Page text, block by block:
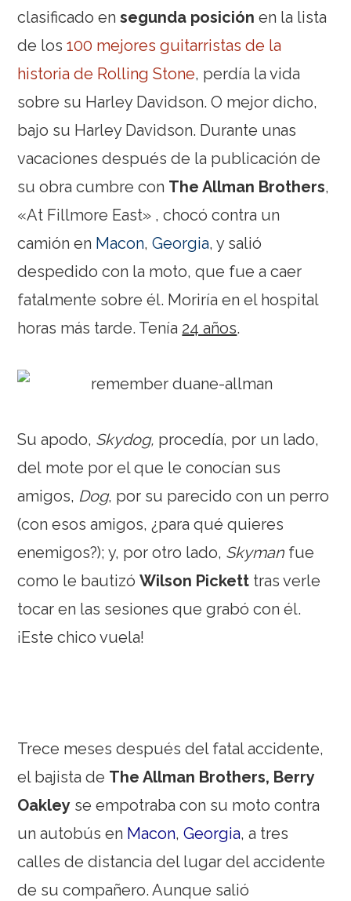
clasificado ensegunda posición en la lista
de los100 mejores guitarristas de la
historia de Rolling Stone, perdía la vida
sobre su Harley Davidson. O mejor dicho,
bajo su Harley Davidson. Durante unas
vacaciones después de la publicación de
su obra cumbre con The Allman Brothers,
«At Fillmore East» , chocó contra un
camión en Macon,Georgia, y salió
despedido con la moto, que fue a caer
fatalmente sobre él. Moriría en el hospital
horas más tarde. Tenía 24 años.
Su apodo, Skydog, procedía, por un lado,
del mote por el que le conocían sus
amigos, Dog, por su parecido con un perro
(con esos amigos, ¿para qué quieres
enemigos?); y, por otro lado, Skyman fue
como le bautizóWilson Pickett tras verle
tocar en las sesiones que grabó con él.
¡Este chico vuela!
Trece meses después del fatal accidente,
el bajista de The Allman Brothers, Berry
Oakley se empotraba con su moto contra
un autobús en Macon,Georgia, a tres
calles de distancia del lugar del accidente
de su compañero. Aunque salió